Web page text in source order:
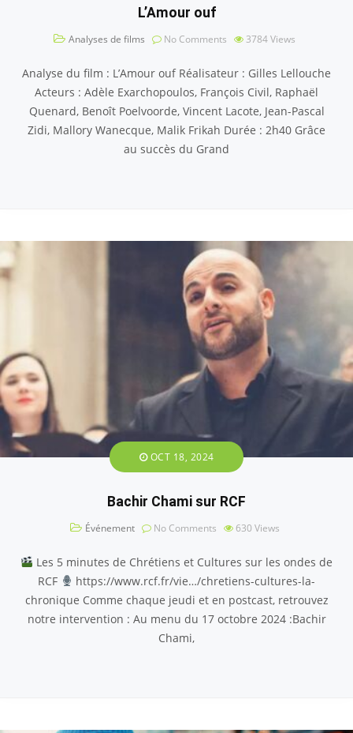
L’Amour ouf
Analyses de films No Comments 3784Views
Analyse du film : L’Amour ouf Réalisateur : Gilles Lellouche
Acteurs : Adèle Exarchopoulos, François Civil, Raphaël
Quenard, Benoît Poelvoorde, Vincent Lacote, Jean-Pascal
Zidi, Mallory Wanecque, Malik Frikah Durée : 2h40 Grâce
au succès du Grand
OCT 18, 2024
Bachir Chami sur RCF
Événement No Comments 630 Views
Les 5 minutes de Chrétiens et Cultures sur les ondes de
RCF
https://www.rcf.fr/vie…/chretiens-cultures-la-
chronique Comme chaque jeudi et en postcast, retrouvez
notre intervention : Au menu du 17 octobre 2024 :Bachir
Chami,